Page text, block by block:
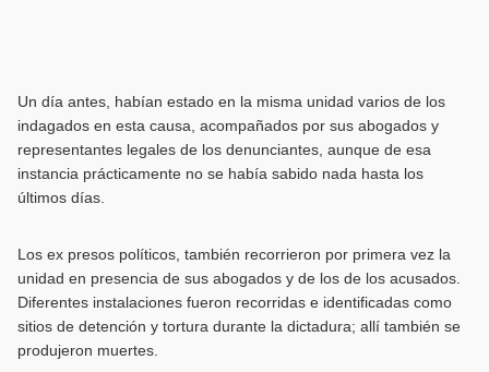
Un día antes, habían estado en la misma unidad varios de los
indagados en esta causa, acompañados por sus abogados y
representantes legales de los denunciantes, aunque de esa
instancia prácticamente no se había sabido nada hasta los
últimos días.
Los ex presos políticos, también recorrieron por primera vez la
unidad en presencia de sus abogados y de los de los acusados.
Diferentes instalaciones fueron recorridas e identificadas como
sitios de detención y tortura durante la dictadura; allí también se
produjeron muertes.